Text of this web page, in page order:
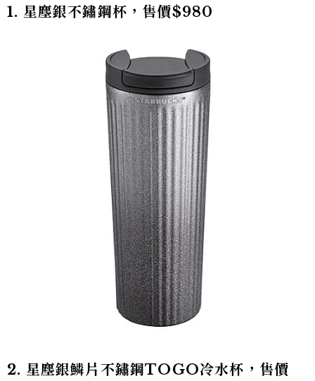
1. 星塵銀不鏽鋼杯，售價$980
2. 星塵銀鱗片不鏽鋼TOGO冷水杯，售價